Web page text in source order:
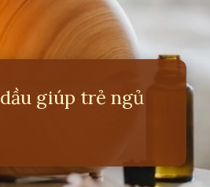
giúp trẻ ngủ